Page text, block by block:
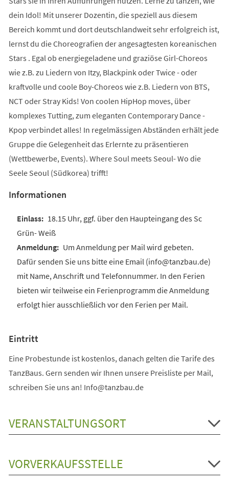
dein Idol! Mit unserer Dozentin, die speziell aus diesem
Bereich kommt und dort deutschlandweit sehr erfolgreich ist,
lernst du die Choreografien der angesagtesten koreanischen
Stars . Egal ob energiegeladene und graziöse Girl-Choreos
wie z.B. zu Liedern von Itzy, Blackpink oder Twice - oder
kraftvolle und coole Boy-Choreos wie z.B. Liedern von BTS,
NCT oder Stray Kids! Von coolen HipHop moves, über
komplexes Tutting, zum eleganten Contemporary Dance -
Kpop verbindet alles! In regelmässigen Abständen erhält jede
Gruppe die Gelegenheit das Erlernte zu präsentieren
(Wettbewerbe, Events). Where Soul meets Seoul- Wo die
Seele Seoul (Südkorea) trifft!
Informationen
18.15 Uhr, ggf. über den Haupteingang des Sc
Grün- Weiß
Um Anmeldung per Mail wird gebeten.
Dafür senden Sie uns bitte eine Email (info@tanzbau.de)
mit Name, Anschrift und Telefonnummer. In den Ferien
bieten wir teilweise ein Ferienprogramm die Anmeldung
erfolgt hier ausschließlich vor den Ferien per Mail.
Eintritt
Eine Probestunde ist kostenlos, danach gelten die Tarife des
TanzBaus. Gern senden wir Ihnen unsere Preisliste per Mail,
schreiben Sie uns an! Info@tanzbau.de
VERANSTALTUNGSORT
VORVERKAUFSSTELLE